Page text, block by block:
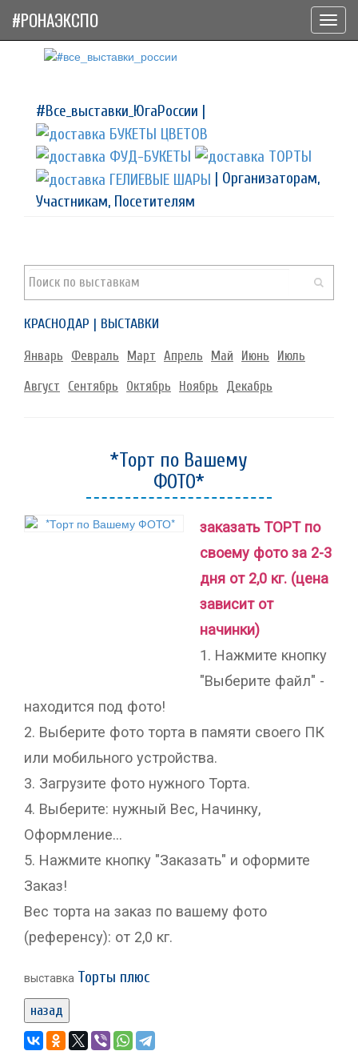
#Все_выставки_ЮгаРоссии |
| Организаторам,
Участникам, Посетителям
КРАСНОДАР | ВЫСТАВКИ
Январь Февраль Март Апрель Май Июнь Июль
Август Сентябрь Октябрь Ноябрь Декабрь
*Торт по Вашему
ФОТО*
заказать ТОРТ по
своему фото за 2-3
дня от 2,0 кг. (цена
зависит от
начинки)
1. Нажмите кнопку
"Выберите файл" -
находится под фото!
2. Выберите фото торта в памяти своего ПК
или мобильного устройства.
3. Загрузите фото нужного Торта.
4. Выберите: нужный Вес, Начинку,
Оформление...
5. Нажмите кнопку "Заказать" и оформите
Заказ!
Вес торта на заказ по вашему фото
(референсу): от 2,0 кг.
выставка Торты плюс
назад
#РОНАЭКСПО